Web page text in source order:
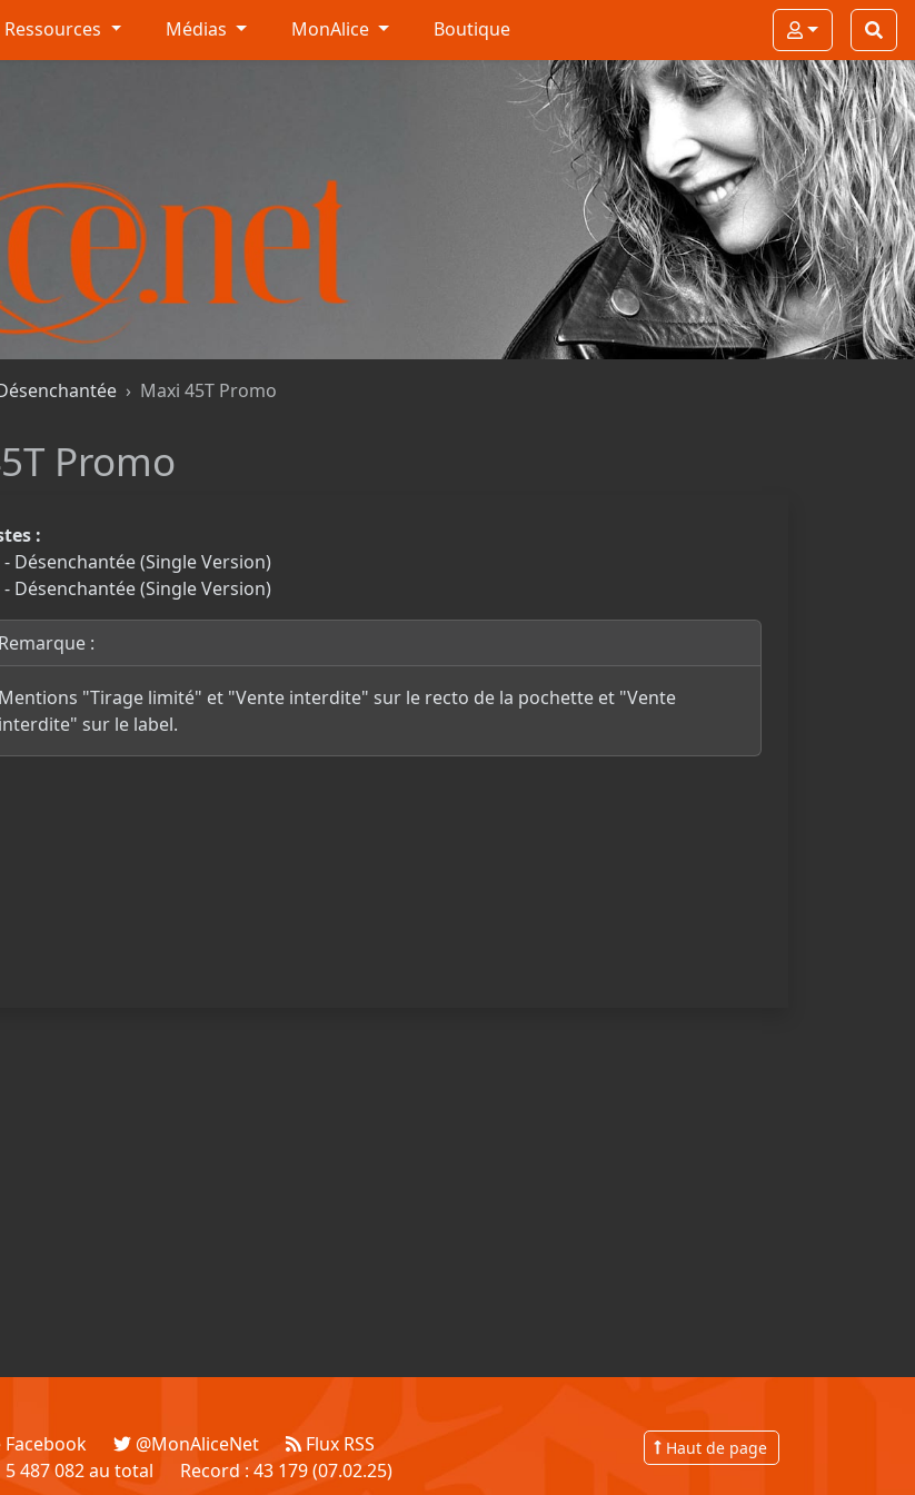
Ressources Médias MonAlice Boutique
Maxi 45T Promo
Promo
:
- Désenchantée (Single Version)
- Désenchantée (Single Version)
Remarque :
Mentions "Tirage limité" et "Vente interdite" sur le recto de la pochette et "Vente
interdite" sur le label.
Haut de page
Facebook @MonAliceNet
Flux RSS
5 487 082 au total
Record : 43 179 (07.02.25)